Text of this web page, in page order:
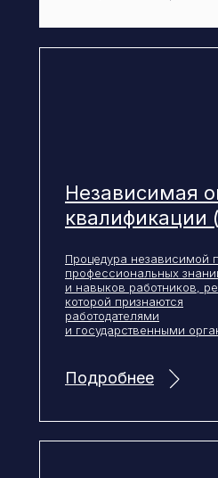
Независимая
квалификации
Процедура независимой
профессиональных
и навыков работников,
которой признаются
работодателями
и государственными
Подробнее